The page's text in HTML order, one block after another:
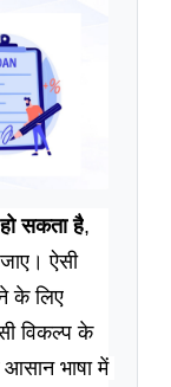
सकता है,
ऐसी
के लिए
विकल्प के
भाषा में